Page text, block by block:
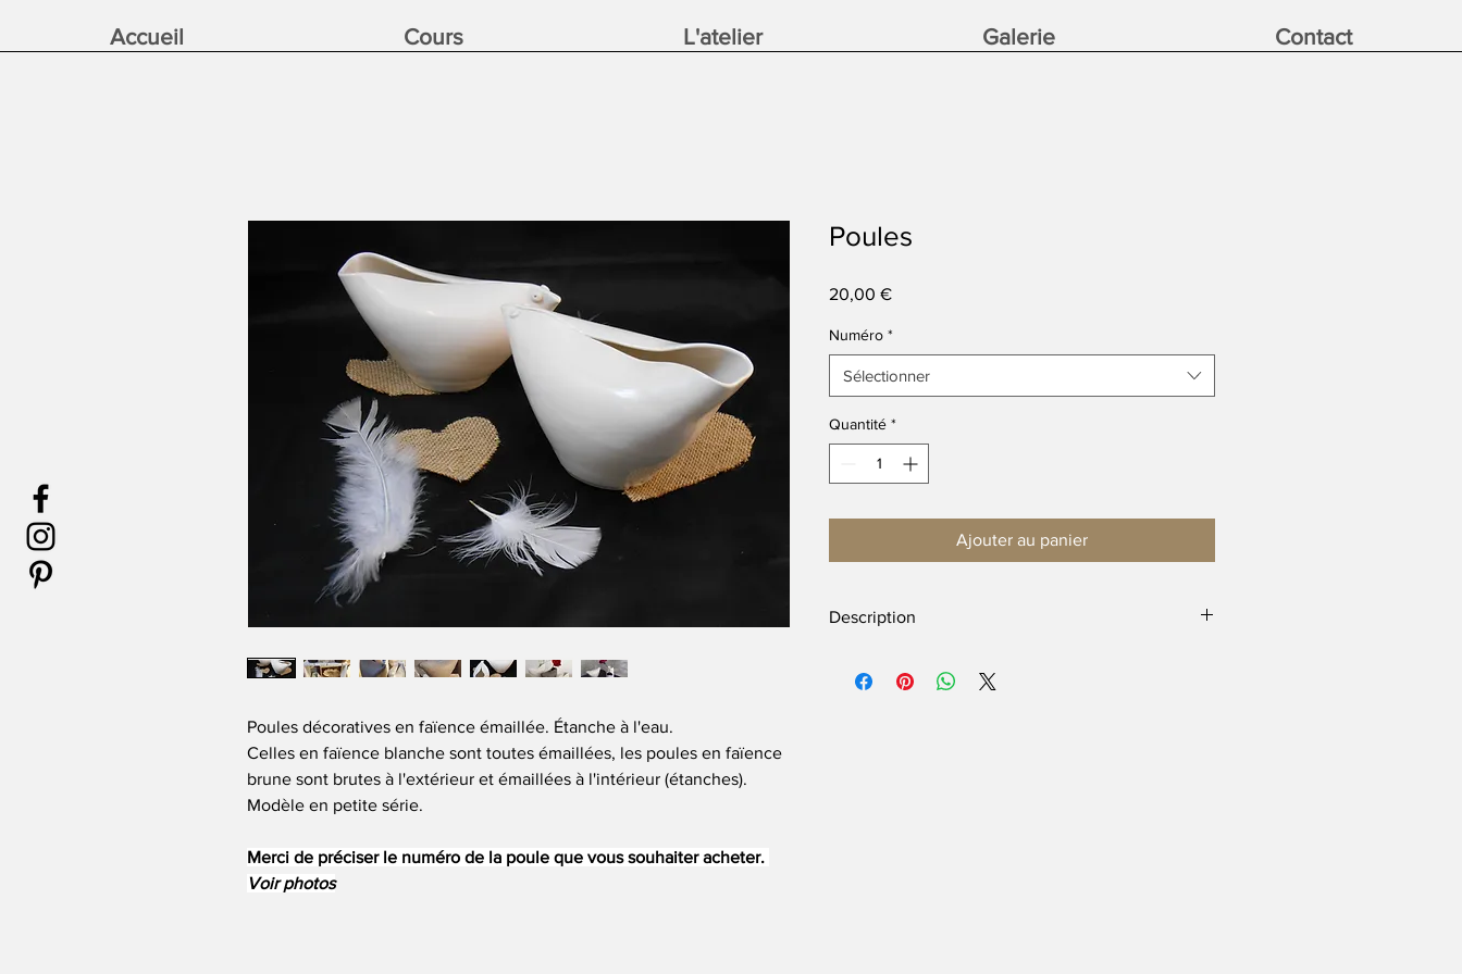
Accueil Cours L'atelier Galerie Contact
Poules décoratives en faïence émaillée. Étanche à l'eau.
Celles en faïence blanche sont toutes émaillées, les poules en faïence
brune sont brutes à l'extérieur et émaillées à l'intérieur (étanches).
Modèle en petite série.
Merci de préciser le numéro de la poule que vous souhaiter acheter.
Voir photos
Poules
20,00 €Prix
Numéro *
Sélectionner
Quantité *
Ajouter au panier
Description
L moyenne 20 cm